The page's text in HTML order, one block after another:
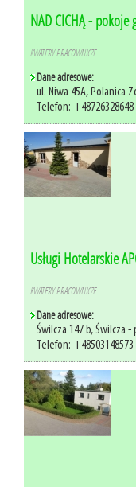
NAD CICHĄ -
KWATERY PRACOWNICZE
Dane adresowe:
ul. Niwa 45A, Polanica
Telefon: +48726328648
Usługi Hotelarskie
KWATERY PRACOWNICZE
Dane adresowe:
Świlcza 147 b, Świlcza
Telefon: +48503148573